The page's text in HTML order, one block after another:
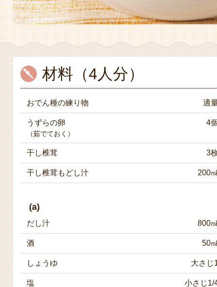
材料（4人分）
おでん種の練り物 適
うずらの卵 4
（茹でておく）
干し椎茸 3
干し椎茸もどし汁 200
(a)
だし汁 800
酒 50
しょうゆ 大さじ
塩 小さじ1/